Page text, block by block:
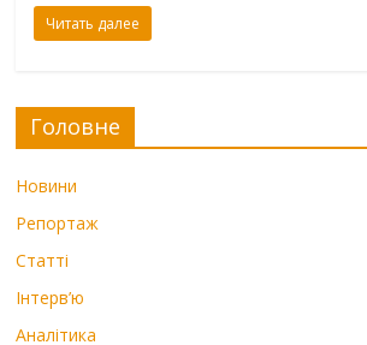
Читать далее
Головне
Новини
Репортаж
Статті
Інтерв’ю
Аналітика